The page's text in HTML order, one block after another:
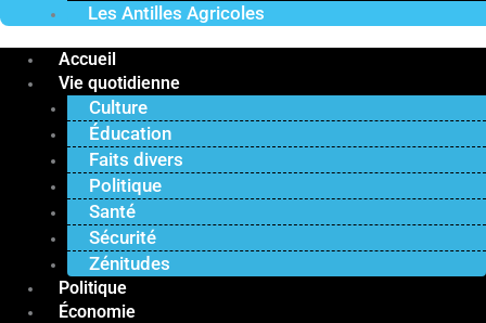
Les Antilles Agricoles
Accueil
Vie quotidienne
Culture
Éducation
Faits divers
Politique
Santé
Sécurité
Zénitudes
Politique
Économie